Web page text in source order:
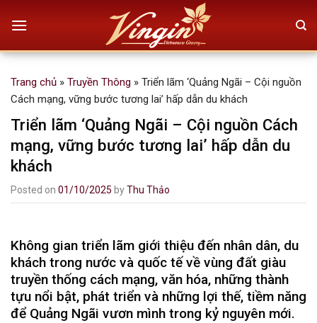
Trang chủ » Truyền Thông » Triển lãm ‘Quảng Ngãi – Cội nguồn
Cách mạng, vững bước tương lai’ hấp dẫn du khách
Triển lãm ‘Quảng Ngãi – Cội nguồn Cách
mạng, vững bước tương lai’ hấp dẫn du
khách
Posted on 01/10/2025 byThu Thảo
Không gian triển lãm giới thiệu đến nhân dân, du
khách trong nước và quốc tế về vùng đất giàu
truyền thống cách mạng, văn hóa, những thành
tựu nổi bật, phát triển và những lợi thế, tiềm năng
để Quảng Ngãi vươn mình trong kỷ nguyên mới.